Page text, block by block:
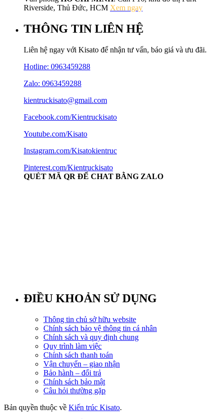
Riverside, Thủ Đức, HCM Xem ngay
THÔNG TIN LIÊN HỆ
Liên hệ ngay với Kisato để nhận tư vấn, báo giá và ưu đãi.
Hotline: 0963459288
Zalo: 0963459288
kientruckisato@gmail.com
Facebook.com/Kientruckisato
Youtube.com/Kisato
Instagram.com/Kisatokientruc
Pinterest.com/Kientruckisato
QUÉT MÃ QR ĐỂ CHAT BẰNG ZALO
ĐIỀU KHOẢN SỬ DỤNG
Thông tin chủ sở hữu website
Chính sách bảo vệ thông tin cá nhân
Chính sách và quy định chung
Quy trình làm việc
Chính sách thanh toán
Vận chuyển – giao nhận
Bảo hành – đổi trả
Chính sách bảo mật
Câu hỏi thường gặp
Bản quyền thuộc về Kiến trúc Kisato.